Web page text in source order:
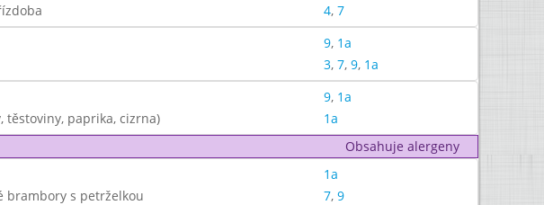
4, 7
9, 1a
3, 7, 9, 1a
9, 1a
paprika, cizrna)
1a
Obsahuje alergeny
1a
brambory s petrželkou 7, 9